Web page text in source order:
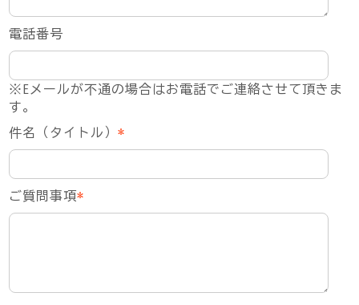
電話番号
※Eメールが不通の場合はお電話でご連絡させて頂きま
す。
件名（タイトル）*
ご質問事項*